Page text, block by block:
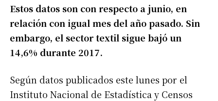
Estos datos son con respecto a junio, en
relación con igual mes del año pasado. Sin
embargo, el sector textil sigue bajó un
14,6% durante 2017.
Según datos publicados este lunes por el
Instituto Nacional de Estadística y Censos